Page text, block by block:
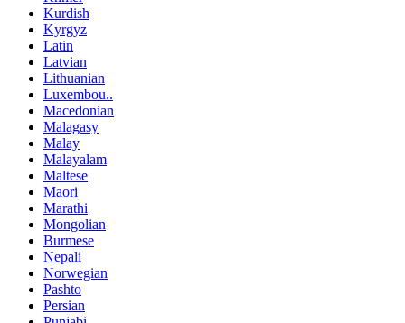
Kurdish
Kyrgyz
Latin
Latvian
Lithuanian
Luxembou..
Macedonian
Malagasy
Malay
Malayalam
Maltese
Maori
Marathi
Mongolian
Burmese
Nepali
Norwegian
Pashto
Persian